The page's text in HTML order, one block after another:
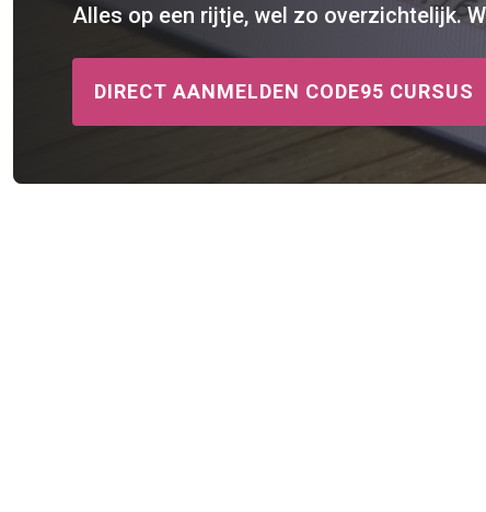
Alles op een rijtje, wel zo overzichtelijk.
DIRECT AANMELDEN CODE95 CURSUS